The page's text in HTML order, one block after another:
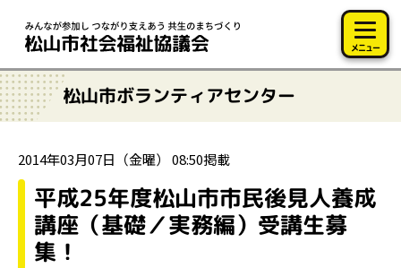
メニュー
松山市ボランティアセンター
2014年03月07日（金曜） 08:50掲載
平成25年度松山市市民後見人養成
講座（基礎／実務編）受講生募
集！